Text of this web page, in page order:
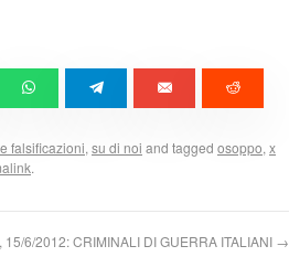
falsificazioni, su di noi and tagged osoppo, x
.
15/6/2012: CRIMINALI DI GUERRA ITALIANI →